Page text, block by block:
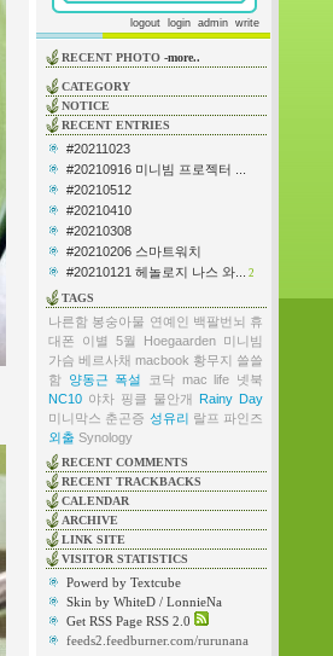
logout login admin write
RECENT PHOTO -more..
CATEGORY
NOTICE
RECENT ENTRIES
#20211023
#20210916 미니빔 프로젝터 ...
#20210512
#20210410
#20210308
#20210206 스마트워치
#20210121 헤놀로지 나스 와...
2
TAGS
나른함 봉숭아물 연예인 백팔번뇌 휴
대폰
이별 5월 Hoegaarden 미니빔
가슴 베르사채 macbook 황무지 쓸쓸
함 양동근 폭설 코닥 mac life 넷북
NC10 야차 핑클 물안개 Rainy Day
미니막스 춘곤증 성유리 랄프 파인즈
외출 Synology
RECENT COMMENTS
RECENT TRACKBACKS
CALENDAR
ARCHIVE
LINK SITE
VISITOR STATISTICS
Powerd by Textcube
Skin by WhiteD / LonnieNa
Get RSS Page RSS 2.0
feeds2.feedburner.com/rurunana